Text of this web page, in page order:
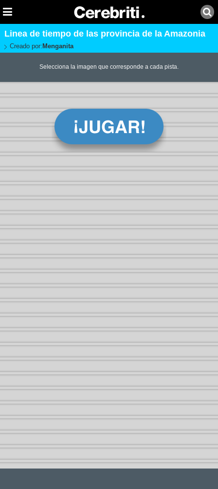
Linea de tiempo de las provincia de la Amazonia
Creado por: Menganita
Selecciona la imagen que corresponde a cada pista.